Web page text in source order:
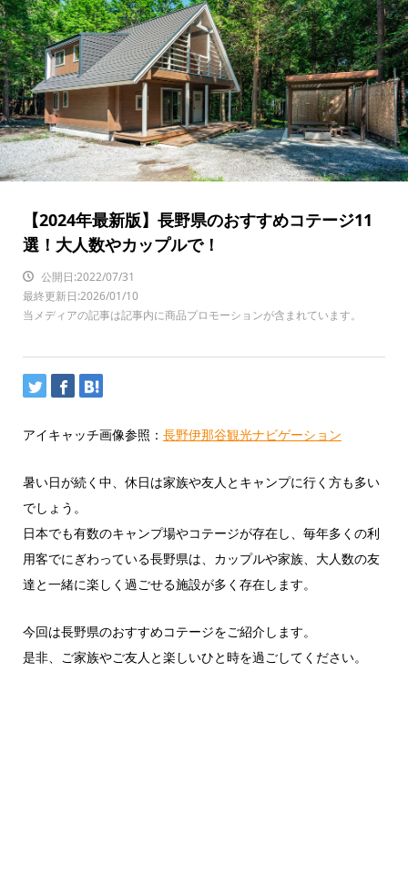
【2024年最新版】長野県のおすすめコテージ11
選！大人数やカップルで！
公開日:2022/07/31
最終更新日:2026/01/10
当メディアの記事は記事内に商品プロモーションが含まれています。
アイキャッチ画像参照： 長野伊那谷観光ナビゲーション
暑い日が続く中、休日は家族や友人とキャンプに行く方も多い
でしょう。
日本でも有数のキャンプ場やコテージが存在し、毎年多くの利
用客でにぎわっている長野県は、カップルや家族、大人数の友
達と一緒に楽しく過ごせる施設が多く存在します。
今回は長野県のおすすめコテージをご紹介します。
是非、ご家族やご友人と楽しいひと時を過ごしてください。